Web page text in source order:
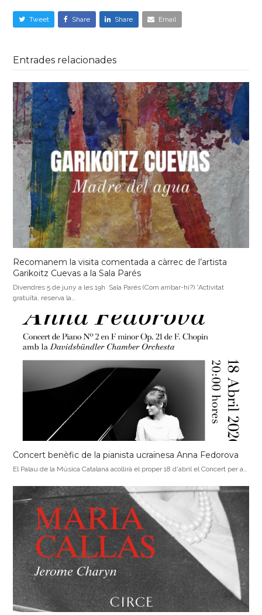
Tweet Share Share Email
Entrades relacionades
Recomanem la visita comentada a càrrec de l’artista
Garikoitz Cuevas a la Sala Parés
Divendres 5 de juny a les 19h Sala Parés (Com arribar-hi?) *Activitat
gratuïta, reserva la…
Concert benèfic de la pianista ucraïnesa Anna Fedorova
El Palau de la Música Catalana acollirà el proper 18 d'abril el Concert per a…